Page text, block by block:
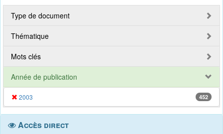
Type de document
Thématique
Mots clés
Année de publication
2003 452
Accès direct